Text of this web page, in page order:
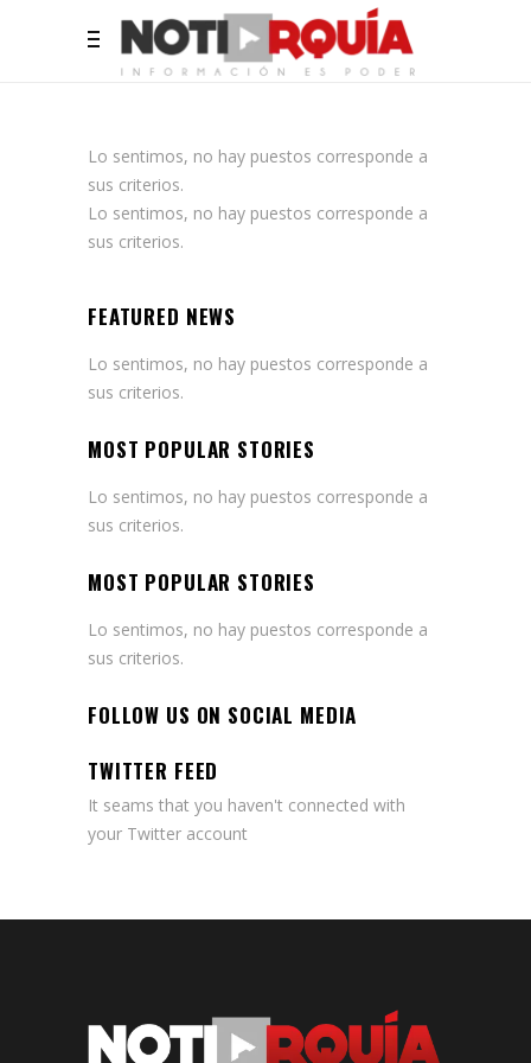
Lo sentimos, no hay puestos corresponde a
sus criterios.
Lo sentimos, no hay puestos corresponde a
sus criterios.
FEATURED NEWS
Lo sentimos, no hay puestos corresponde a
sus criterios.
MOST POPULAR STORIES
Lo sentimos, no hay puestos corresponde a
sus criterios.
MOST POPULAR STORIES
Lo sentimos, no hay puestos corresponde a
sus criterios.
FOLLOW US ON SOCIAL MEDIA
TWITTER FEED
It seams that you haven't connected with
your Twitter account